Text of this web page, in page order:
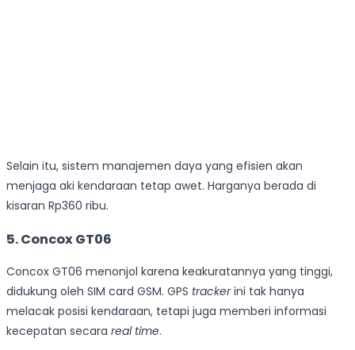
Selain itu, sistem manajemen daya yang efisien akan
menjaga aki kendaraan tetap awet. Harganya berada di
kisaran Rp360 ribu.
5. Concox GT06
Concox GT06 menonjol karena keakuratannya yang tinggi,
didukung oleh SIM card GSM. GPS trackerini tak hanya
melacak posisi kendaraan, tetapi juga memberi informasi
kecepatan secara real time.